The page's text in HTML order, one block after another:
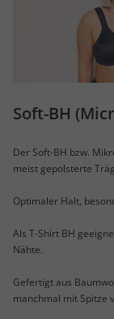
Soft-BH
Der Soft-BH bzw.
meist gepolsterte
Optimaler Halt,
Als T-Shirt BH
Nähte.
Gefertigt aus
manchmal mit Spitze